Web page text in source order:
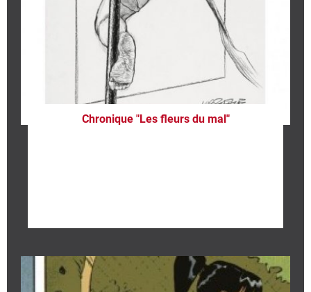
Chronique "Les fleurs du mal"